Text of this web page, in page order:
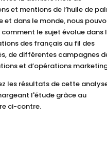
et mentions de l’huile de
et dans le monde, nous
comment le sujet évolue dans
des français au fil des
de différentes campagnes
et d’opérations
les résultats de cette
l'étude grâce au
ci-contre.